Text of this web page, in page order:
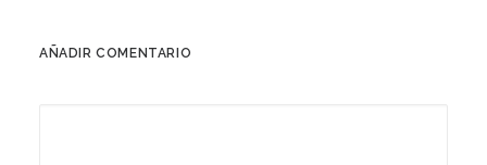
AÑADIR COMENTARIO